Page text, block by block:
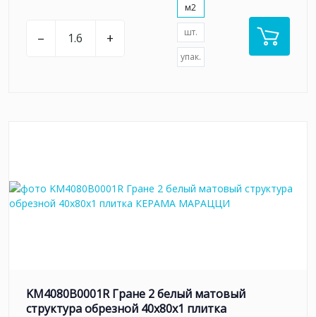
– +
м2
шт.
упак.
KM4080B0001R Гране 2 белый матовый
структура обрезной 40x80x1 плитка